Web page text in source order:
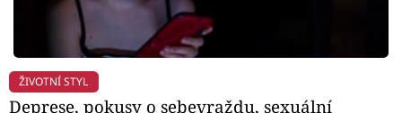
ŽIVOTNÍ STYL
Deprese, pokusy o sebevraždu, sexuální